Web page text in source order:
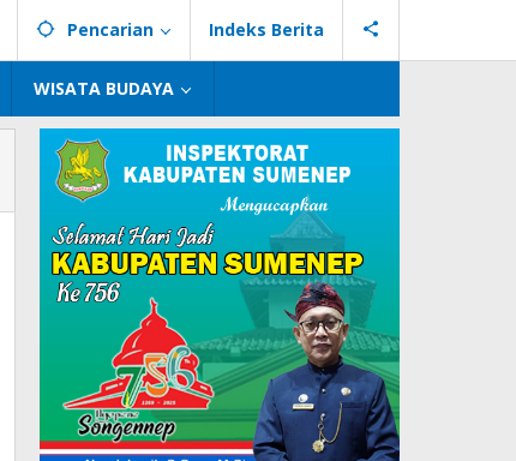
Pencarian Indeks Berita
WISATA BUDAYA